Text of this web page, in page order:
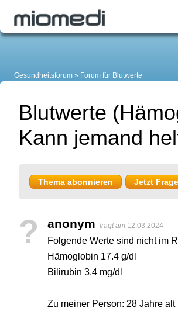
Gesundheitsforum Forum für Blutwerte
Blutwerte
Kann jemand
Thema abonnieren Jetzt
? anonym fragt am 12.03.2024
Folgende Werte sind nicht im
Hämoglobin 17.4 g/dl
Bilirubin 3.4 mg/dl
Zu meiner Person: 28 Jahre